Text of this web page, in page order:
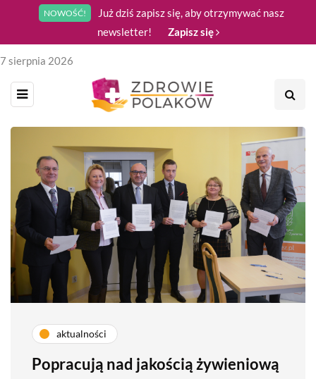
NOWOŚĆ!
Już dziś zapisz się, aby otrzymywać nasz
newsletter!
Zapisz się
7 sierpnia 2026
aktualności
Popracują nad jakością żywieniową